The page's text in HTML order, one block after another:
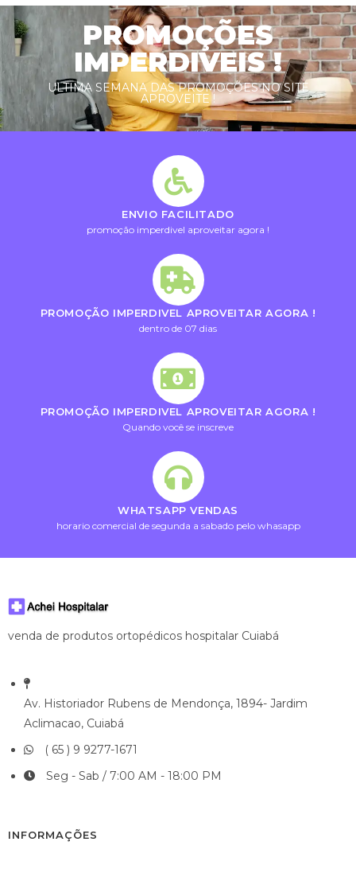
PROMOÇÕES
IMPERDIVEIS !
ULTIMA SEMANA DAS PROMOÇÕES NO SITE
APROVEITE !
ENVIO FACILITADO
promoção imperdivel aproveitar agora !
PROMOÇÃO IMPERDIVEL APROVEITAR AGORA !
dentro de 07 dias
PROMOÇÃO IMPERDIVEL APROVEITAR AGORA !
Quando você se inscreve
WHATSAPP VENDAS
horario comercial de segunda a sabado pelo whasapp
venda de produtos ortopédicos hospitalar Cuiabá
Av. Historiador Rubens de Mendonça, 1894- Jardim
Aclimacao, Cuiabá
( 65 ) 9 9277-1671
Seg - Sab / 7:00 AM - 18:00 PM
INFORMAÇÕES